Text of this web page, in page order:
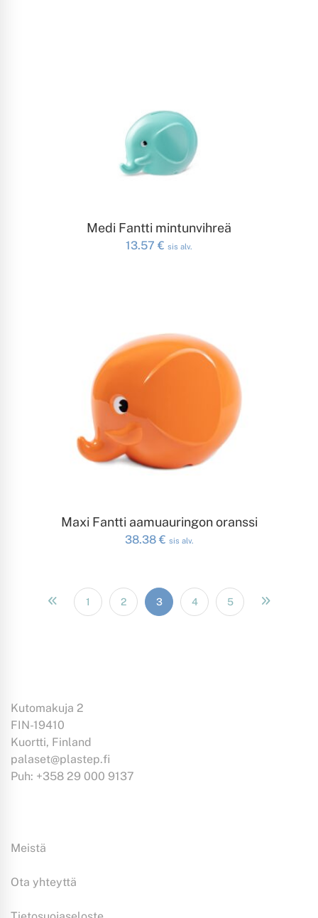
LISÄÄ OSTOSKORIIN
Medi Fantti mintunvihreä
13.57 € sis alv.
Maxi Fantti aamuauringon oranssi
38.38 € sis alv.
1 2 3 4 5
Kutomakuja 2
FIN-19410
Kuortti, Finland
palaset@plastep.fi
Puh: +358 29 000 9137
Meistä
Ota yhteyttä